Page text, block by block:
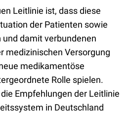
Leitlinie ist, dass diese
der Patienten sowie
damit verbundenen
medizinischen Versorgung
medikamentöse
Rolle spielen.
Empfehlungen der Leitlinie
in Deutschland